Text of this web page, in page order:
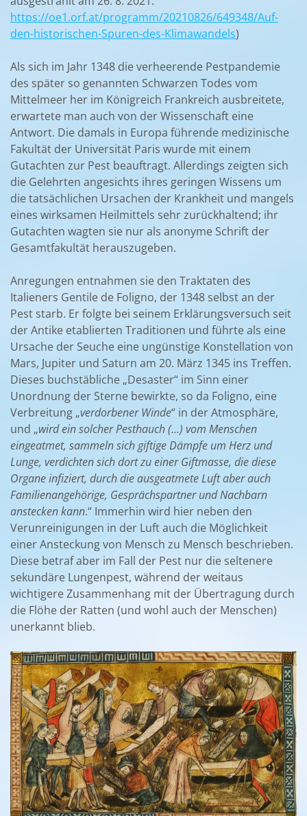
https://oe1.orf.at/programm/20210826/649348/Auf-
den-historischen-Spuren-des-Klimawandels)
Als sich im Jahr 1348 die verheerende Pestpandemie
des später so genannten Schwarzen Todes vom
Mittelmeer her im Königreich Frankreich ausbreitete,
erwartete man auch von der Wissenschaft eine
Antwort. Die damals in Europa führende medizinische
Fakultät der Universität Paris wurde mit einem
Gutachten zur Pest beauftragt. Allerdings zeigten sich
die Gelehrten angesichts ihres geringen Wissens um
die tatsächlichen Ursachen der Krankheit und mangels
eines wirksamen Heilmittels sehr zurückhaltend; ihr
Gutachten wagten sie nur als anonyme Schrift der
Gesamtfakultät herauszugeben.
Anregungen entnahmen sie den Traktaten des
Italieners Gentile de Foligno, der 1348 selbst an der
Pest starb. Er folgte bei seinem Erklärungsversuch seit
der Antike etablierten Traditionen und führte als eine
Ursache der Seuche eine ungünstige Konstellation von
Mars, Jupiter und Saturn am 20. März 1345 ins Treffen.
Dieses buchstäbliche „Desaster“ im Sinn einer
Unordnung der Sterne bewirkte, so da Foligno, eine
Verbreitung „verdorbener Winde“ in der Atmosphäre,
und „wird ein solcher Pesthauch (…) vom Menschen
eingeatmet, sammeln sich giftige Dämpfe um Herz und
Lunge, verdichten sich dort zu einer Giftmasse, die diese
Organe infiziert, durch die ausgeatmete Luft aber auch
Familienangehörige, Gesprächspartner und Nachbarn
anstecken kann.“ Immerhin wird hier neben den
Verunreinigungen in der Luft auch die Möglichkeit
einer Ansteckung von Mensch zu Mensch beschrieben.
Diese betraf aber im Fall der Pest nur die seltenere
sekundäre Lungenpest, während der weitaus
wichtigere Zusammenhang mit der Übertragung durch
die Flöhe der Ratten (und wohl auch der Menschen)
unerkannt blieb.